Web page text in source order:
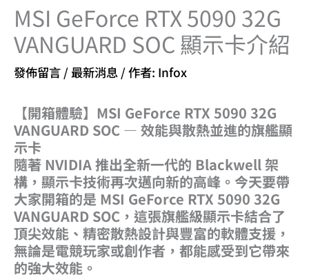
MSI GeForce RTX 5090 32G
VANGUARD SOC 顯示卡介紹
發佈留言 / 最新消息 / 作者: Infox
【開箱體驗】MSI GeForce RTX 5090 32G
VANGUARD SOC — 效能與散熱並進的旗艦顯
示卡
隨著 NVIDIA 推出全新一代的 Blackwell 架
構，顯示卡技術再次邁向新的高峰。今天要帶
大家開箱的是 MSI GeForce RTX 5090 32G
VANGUARD SOC，這張旗艦級顯示卡結合了
頂尖效能、精密散熱設計與豐富的軟體支援，
無論是電競玩家或創作者，都能感受到它帶來
的強大效能。